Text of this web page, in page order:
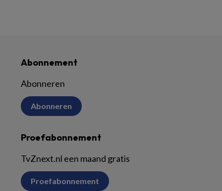
Abonnement
Abonneren
Abonneren
Proefabonnement
TvZnext.nl een maand gratis
Proefabonnement